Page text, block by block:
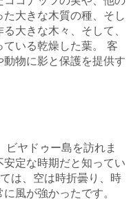
大きな木質の種、そし
大きな木々、そして、
いる乾燥した葉。 客
物に影と保護を提供す
ヤドゥー島を訪れま
定な時期だと知ってい
は、空は時折曇り、時
風が強かったです。